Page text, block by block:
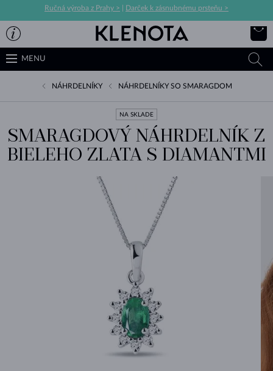
Ručná výroba z Prahy > Darček k zásnubnému prsteňu >
MENU
NÁHRDELNÍKY NÁHRDELNÍKY SO SMARAGDOM
NA SKLADE
SMARAGDOVÝ NÁHRDELNÍK Z
BIELEHO ZLATA S DIAMANTMI